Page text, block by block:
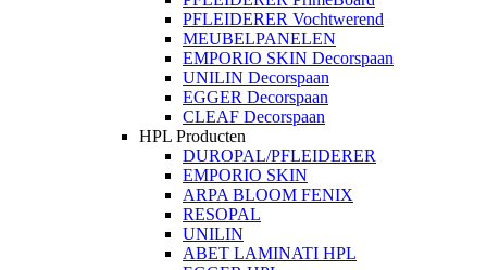
PFLEIDERER Vochtwerend
MEUBELPANELEN
EMPORIO SKIN Decorspaan
UNILIN Decorspaan
EGGER Decorspaan
CLEAF Decorspaan
HPL Producten
DUROPAL/PFLEIDERER
EMPORIO SKIN
ARPA BLOOM FENIX
RESOPAL
UNILIN
ABET LAMINATI HPL